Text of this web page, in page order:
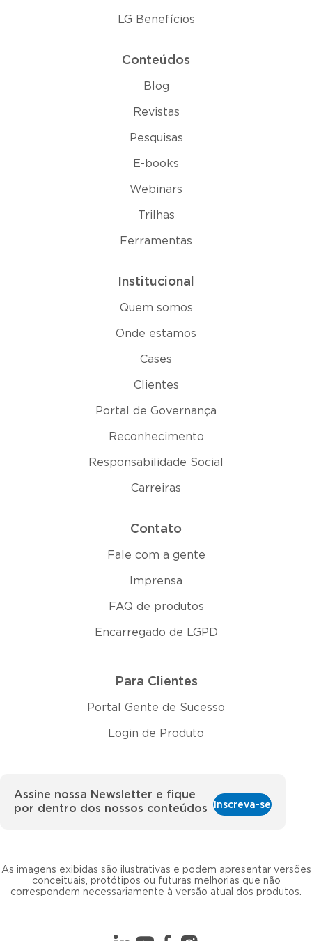
LG Benefícios
Conteúdos
Blog
Revistas
Pesquisas
E-books
Webinars
Trilhas
Ferramentas
Institucional
Quem somos
Onde estamos
Cases
Clientes
Portal de Governança
Reconhecimento
Responsabilidade Social
Carreiras
Contato
Fale com a gente
Imprensa
FAQ de produtos
Encarregado de LGPD
Para Clientes
Portal Gente de Sucesso
Login de Produto
As imagens exibidas são ilustrativas e podem apresentar versões
conceituais, protótipos ou futuras melhorias que não
correspondem necessariamente à versão atual dos produtos.
Assine nossa Newsletter e fique
por dentro dos nossos conteúdos
Inscreva-se